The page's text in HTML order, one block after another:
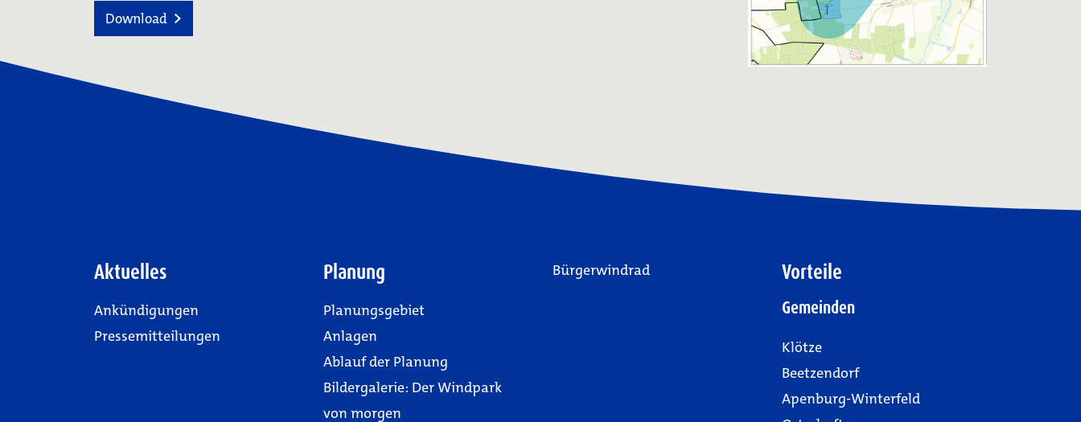
Download
Aktuelles
Ankündigungen
Pressemitteilungen
Planung
Planungsgebiet
Anlagen
Ablauf der Planung
Bildergalerie: Der Windpark
von morgen
Bürgerwindrad Vorteile
Gemeinden
Klötze
Beetzendorf
Apenburg-Winterfeld